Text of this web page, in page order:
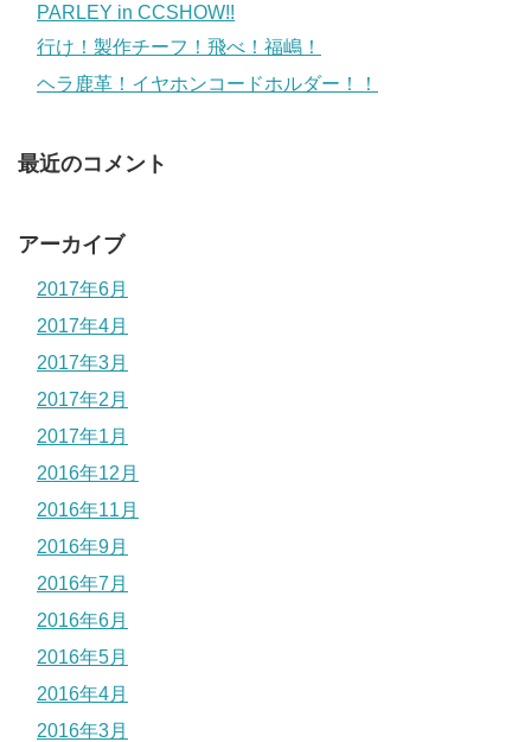
PARLEY in CCSHOW!!
行け！製作チーフ！飛べ！福嶋！
ヘラ鹿革！イヤホンコードホルダー！！
最近のコメント
アーカイブ
2017年6月
2017年4月
2017年3月
2017年2月
2017年1月
2016年12月
2016年11月
2016年9月
2016年7月
2016年6月
2016年5月
2016年4月
2016年3月